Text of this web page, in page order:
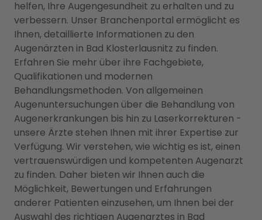
helfen, Ihre Augengesundheit zu erhalten und zu
verbessern. Unser Branchenportal ermöglicht es
Ihnen, detaillierte Informationen zu den
Augenärzten in Bad Klosterlausnitz zu finden.
Erfahren Sie mehr über ihre Fachgebiete,
Qualifikationen und modernen
Behandlungsmethoden. Von allgemeinen
Augenuntersuchungen über die Behandlung von
Augenerkrankungen bis hin zu Laserkorrekturen -
unsere Ärzte stehen Ihnen mit ihrer Expertise zur
Verfügung. Wir verstehen, wie wichtig es ist, einen
vertrauenswürdigen und kompetenten Augenarzt
zu finden. Daher bieten wir Ihnen auch die
Möglichkeit, Bewertungen und Erfahrungen
anderer Patienten einzusehen, um Ihnen bei der
Auswahl des richtigen Augenarztes in Bad